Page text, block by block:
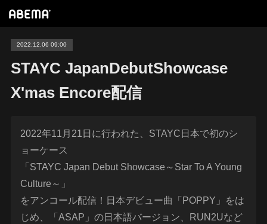
2022.12.06 09:00
STAYC JapanDebutShowcase
X'mas Encore配信
2022年11月21日に行われた、STAYC日本で初のシ
ョーケース
「STAYC Japan Debut Showcase～Star To A Young
Culture～」
をアンコール配信！日本デビュー曲「POPPY」をは
じめ、「ASAP」の日本語バージョン、RUN2Uなど